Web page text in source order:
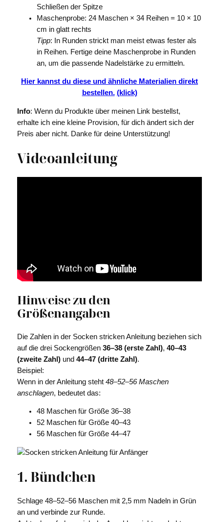
Schließen der Spitze
Maschenprobe: 24 Maschen × 34 Reihen = 10 × 10
cm in glatt rechts
Tipp: In Runden strickt man meist etwas fester als
in Reihen. Fertige deine Maschenprobe in Runden
an, um die passende Nadelstärke zu ermitteln.
Hier kannst du diese und ähnliche Materialien direkt
bestellen. (klick)
Info: Wenn du Produkte über meinen Link bestellst,
erhalte ich eine kleine Provision, für dich ändert sich der
Preis aber nicht. Danke für deine Unterstützung!
Videoanleitung
Hinweise zu den
Größenangaben
Die Zahlen in der Socken stricken Anleitung beziehen sich
auf die drei Sockengrößen 36–38 (erste Zahl), 40–43
(zweite Zahl)und 44–47 (dritte Zahl).
Beispiel:
Wenn in der Anleitung steht 48–52–56 Maschen
anschlagen, bedeutet das:
48 Maschen für Größe 36–38
52 Maschen für Größe 40–43
56 Maschen für Größe 44–47
1. Bündchen
Schlage 48–52–56 Maschen mit 2,5 mm Nadeln in Grün
an und verbinde zur Runde.